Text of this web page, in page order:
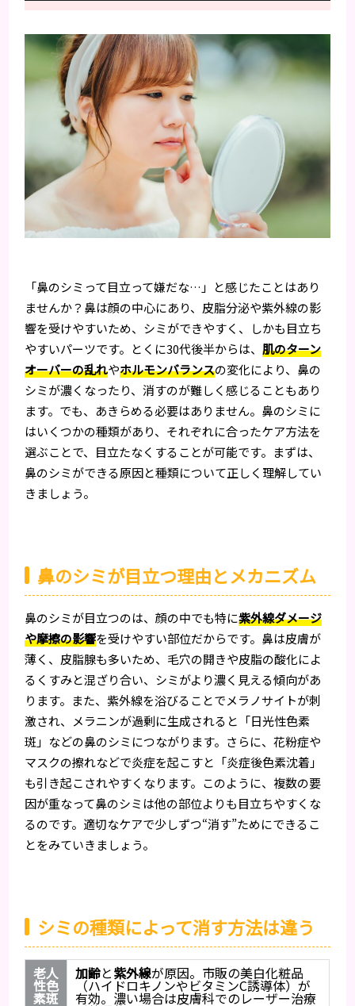
「鼻のシミって目立って嫌だな…」と感じたことはあり
ませんか？鼻は顔の中心にあり、皮脂分泌や紫外線の影
響を受けやすいため、シミができやすく、しかも目立ち
やすいパーツです。とくに30代後半からは、肌のターン
オーバーの乱れやホルモンバランスの変化により、鼻の
シミが濃くなったり、消すのが難しく感じることもあり
ます。でも、あきらめる必要はありません。鼻のシミに
はいくつかの種類があり、それぞれに合ったケア方法を
選ぶことで、目立たなくすることが可能です。まずは、
鼻のシミができる原因と種類について正しく理解してい
きましょう。
鼻のシミが目立つ理由とメカニズム
鼻のシミが目立つのは、顔の中でも特に紫外線ダメージ
や摩擦の影響を受けやすい部位だからです。鼻は皮膚が
薄く、皮脂腺も多いため、毛穴の開きや皮脂の酸化によ
るくすみと混ざり合い、シミがより濃く見える傾向があ
ります。また、紫外線を浴びることでメラノサイトが刺
激され、メラニンが過剰に生成されると「日光性色素
斑」などの鼻のシミにつながります。さらに、花粉症や
マスクの擦れなどで炎症を起こすと「炎症後色素沈着」
も引き起こされやすくなります。このように、複数の要
因が重なって鼻のシミは他の部位よりも目立ちやすくな
るのです。適切なケアで少しずつ“消す”ためにできるこ
とをみていきましょう。
シミの種類によって消す方法は違う
老人
性色
素斑
加齢と紫外線が原因。市販の美白化粧品
（ハイドロキノンやビタミンC誘導体）が
有効。濃い場合は皮膚科でのレーザー治療